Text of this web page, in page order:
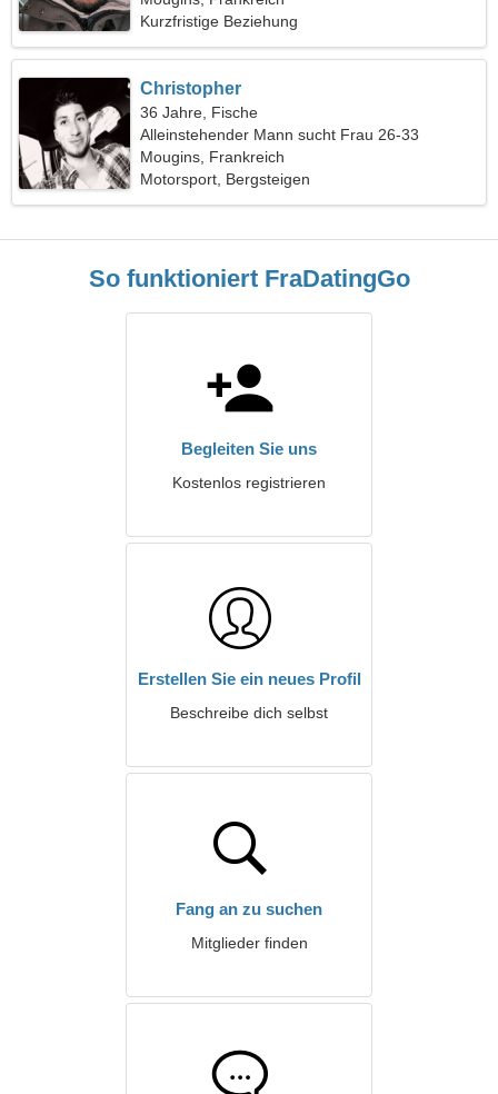
Kurzfristige Beziehung
Christopher
36 Jahre, Fische
Alleinstehender Mann sucht Frau 26-33
Mougins, Frankreich
Motorsport, Bergsteigen
So funktioniert FraDatingGo
Begleiten Sie uns
Kostenlos registrieren
Erstellen Sie ein neues Profil
Beschreibe dich selbst
Fang an zu suchen
Mitglieder finden